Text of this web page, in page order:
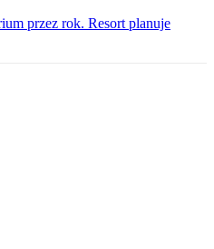
przez rok. Resort planuje